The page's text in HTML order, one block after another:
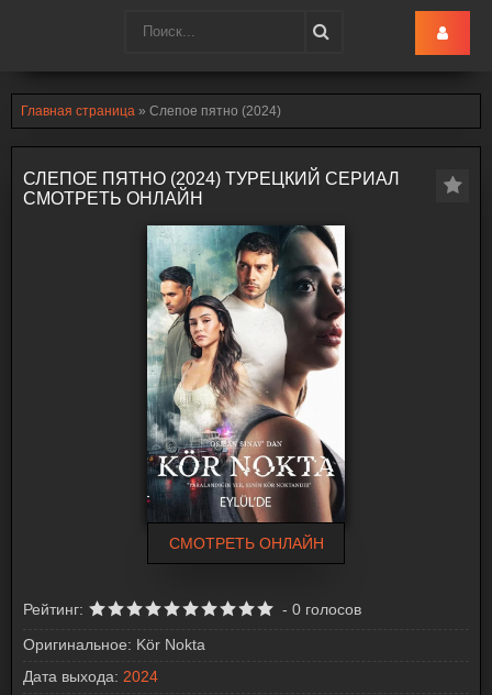
Главная страница » Слепое пятно (2024)
СЛЕПОЕ ПЯТНО (2024) ТУРЕЦКИЙ СЕРИАЛ
СМОТРЕТЬ ОНЛАЙН
СМОТРЕТЬ ОНЛАЙН
Рейтинг: - 0 голосов
Оригинальное: Kör Nokta
Дата выхода: 2024
Turk-Ru.lol